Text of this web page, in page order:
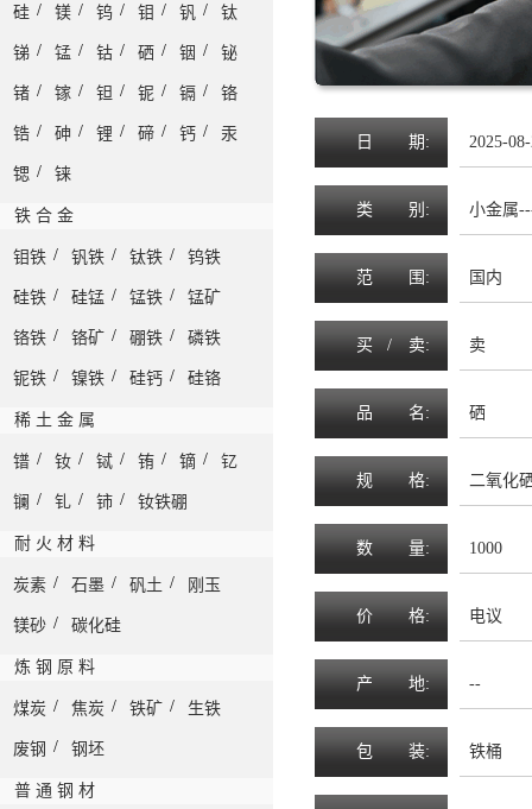
硅 / 镁 / 钨 / 钼 / 钒 / 钛
锑 / 锰 / 钴 / 硒 / 铟 / 铋
锗 / 镓 / 钽 / 铌 / 镉 / 铬
锆 / 砷 / 锂 / 碲 / 钙 / 汞
锶 / 铼
铁 合 金
钼铁 / 钒铁 / 钛铁 / 钨铁
硅铁 / 硅锰 / 锰铁 / 锰矿
铬铁 / 铬矿 / 硼铁 / 磷铁
铌铁 / 镍铁 / 硅钙 / 硅铬
稀 土 金 属
镨 / 钕 / 铽 / 铕 / 镝 / 钇
镧 / 钆 / 铈 / 钕铁硼
耐 火 材 料
炭素 / 石墨 / 矾土 / 刚玉
镁砂 / 碳化硅
炼 钢 原 料
煤炭 / 焦炭 / 铁矿 / 生铁
废钢 / 钢坯
普 通 钢 材
日 期: 2025-
类 别: 小金属
范 围 : 国内
买 / 卖: 卖
品 名 : 硒
规 格: 二氧化
数 量: 1000
价 格: 电议
产 地: --
包 装: 铁桶